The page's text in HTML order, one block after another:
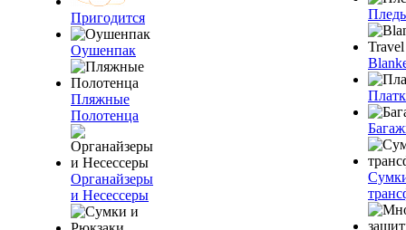
Пригодится
Оушенпак
Пляжные
Полотенца
Органайзеры
и Несессеры